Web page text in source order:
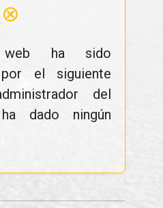
⊗
ha sido
por el siguiente
del
dado ningún